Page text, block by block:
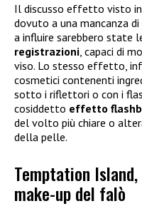
Il discusso effetto visto in
dovuto a una mancanza
a influire sarebbero state
registrazioni, capaci di
viso. Lo stesso effetto,
cosmetici contenenti
sotto i riflettori o con i
cosiddetto effetto
del volto più chiare o
della pelle.
Temptation
make-up del falò